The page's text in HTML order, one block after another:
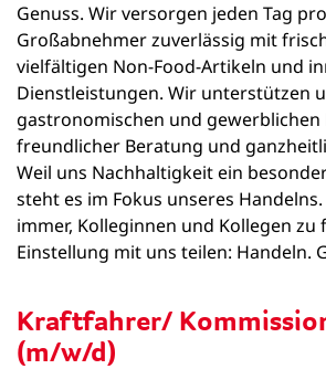
Kraftfahrer/
(m/w/d)
Genuss. Wir versorgen jeden Tag
Großabnehmer zuverlässig mit
vielfältigen Non-Food-Artikeln und
Dienstleistungen. Wir unterstützen
gastronomischen und
freundlicher Beratung und
Weil uns Nachhaltigkeit ein
steht es im Fokus unseres
immer, Kolleginnen und Kollegen zu
Einstellung mit uns teilen: Handeln.